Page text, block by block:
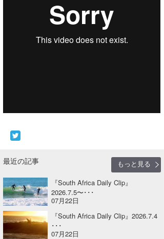
最近の記事
もっと見る
『South Africa Daily Clip』
2026.7.5〜･･･
07月22日
『South Africa Daily Clip』2026.7.4
･･･
07月22日
ライター/寄稿メディア
Core Surf Japan
DELTA FORCE SURF
CBA Films
熊谷素子
進士剛光
田原啓江
植村未来
NOBUFUKU
Aichan
chan-U
ECE
G◎Da